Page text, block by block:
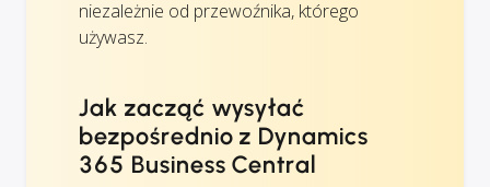
niezależnie od przewoźnika, którego
używasz.
Jak zacząć wysyłać
bezpośrednio z Dynamics
365 Business Central